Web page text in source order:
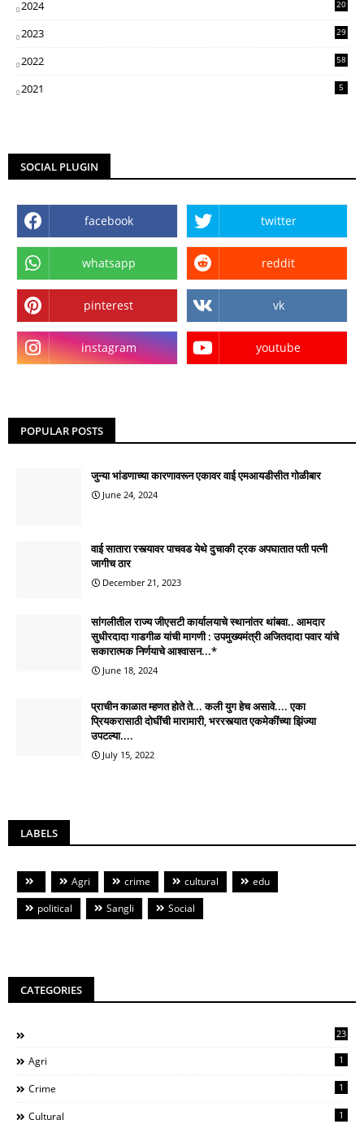
2024
20
2023
29
2022
58
2021 5
SOCIAL PLUGIN
facebook twitter
whatsapp reddit
pinterest vk
instagram youtube
POPULAR POSTS
जुन्या भांडणाच्या कारणावरून एकावर वाई एमआयडीसीत गोळीबार
June 24, 2024
वाई सातारा रस्त्यावर पाचवड येथे दुचाकी ट्रक अपघातात पती पत्नी
जागीच ठार
December 21, 2023
सांगलीतील राज्य जीएसटी कार्यालयाचे स्थानांतर थांबवा.. आमदार
सुधीरदादा गाडगीळ यांची मागणी : उपमुख्यमंत्री अजितदादा पवार यांचे
सकारात्मक निर्णयाचे आश्वासन...*
June 18, 2024
प्राचीन काळात म्हणत होते ते... कली युग हेच असावे.... एका
प्रियकरासाठी दोघींची मारामारी, भररस्त्यात एकमेकींच्या झिंज्या
उपटल्या....
July 15, 2022
LABELS
Agri crime cultural
edu
political
Sangli Social
CATEGORIES
23
Agri 1
Crime 1
Cultural 1